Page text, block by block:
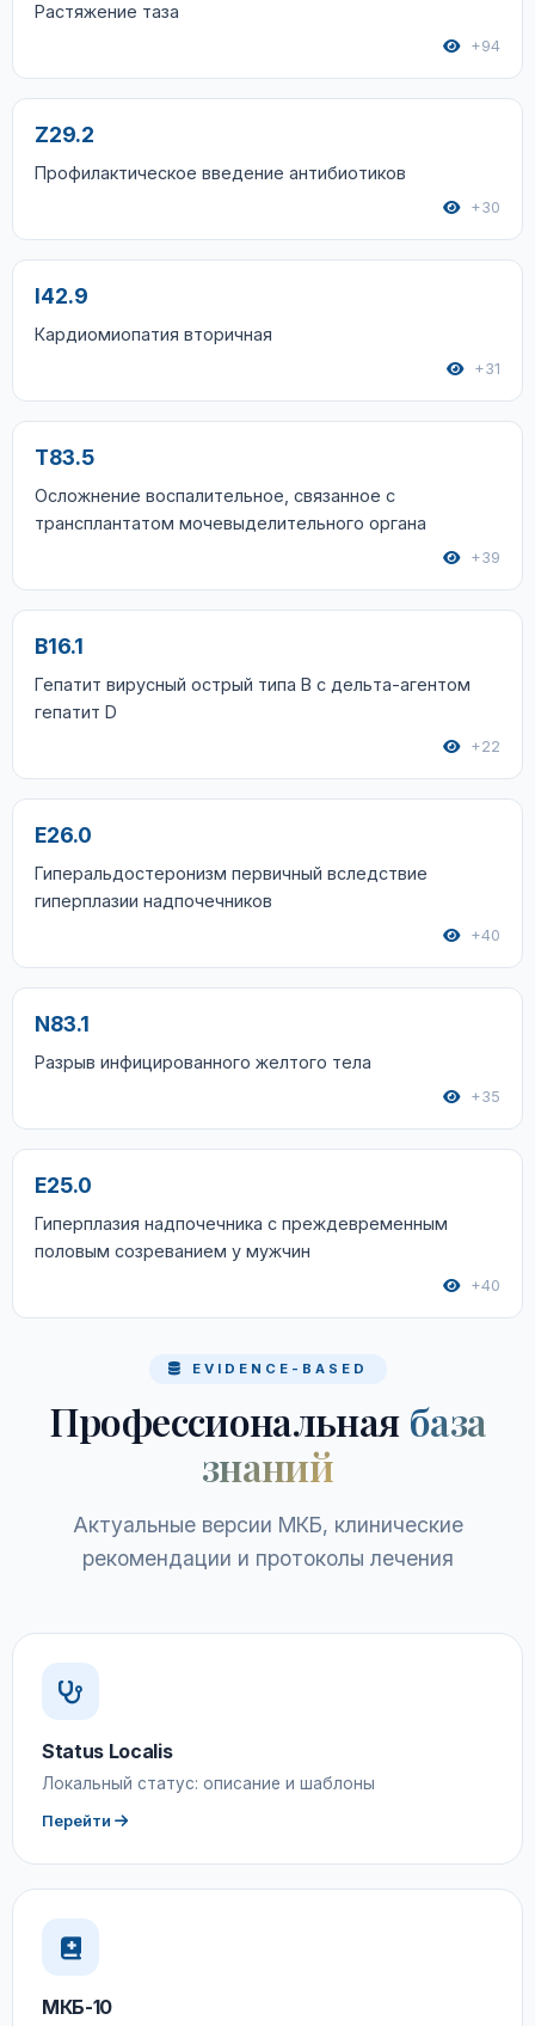
Растяжение таза
+94
Z29.2
Профилактическое введение антибиотиков
+30
I42.9
Кардиомиопатия вторичная
+31
T83.5
Осложнение воспалительное, связанное с
трансплантатом мочевыделительного органа
+39
B16.1
Гепатит вирусный острый типа В с дельта-агентом
гепатит D
+22
E26.0
Гиперальдостеронизм первичный вследствие
гиперплазии надпочечников
+40
N83.1
Разрыв инфицированного желтого тела
+35
E25.0
Гиперплазия надпочечника с преждевременным
половым созреванием у мужчин
+40
EVIDENCE-BASED
Профессиональная база
знаний
Актуальные версии МКБ, клинические
рекомендации и протоколы лечения
Status Localis
Локальный статус: описание и шаблоны
Перейти
МКБ-10